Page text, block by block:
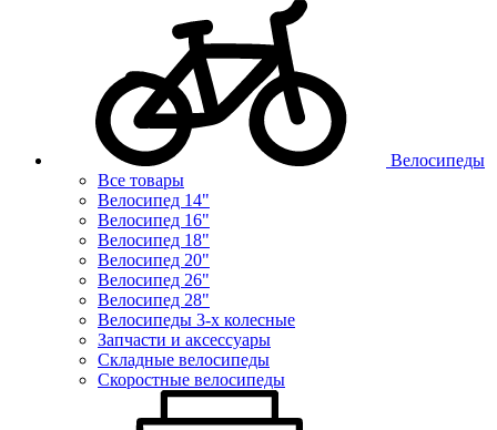
Велосипеды
Все товары
Велосипед 14"
Велосипед 16"
Велосипед 18"
Велосипед 20"
Велосипед 26"
Велосипед 28"
Велосипеды 3-х колесные
Запчасти и аксессуары
Складные велосипеды
Скоростные велосипеды